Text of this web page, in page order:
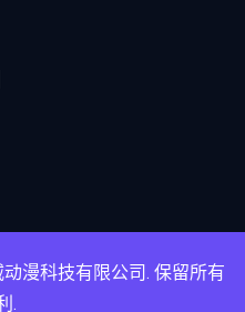
漫科技有限公司 . 保留所有
.